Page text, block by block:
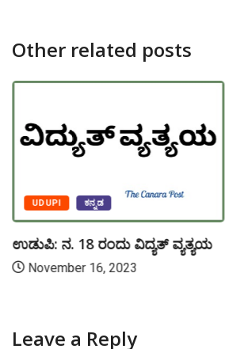
Other related posts
UDUPI ಕನ್ನಡ
ಉಡುಪಿ: ನ. 18 ರಂದು ವಿದ್ಯತ್ ವ್ಯತ್ಯಯ
November 16, 2023
Leave a Reply